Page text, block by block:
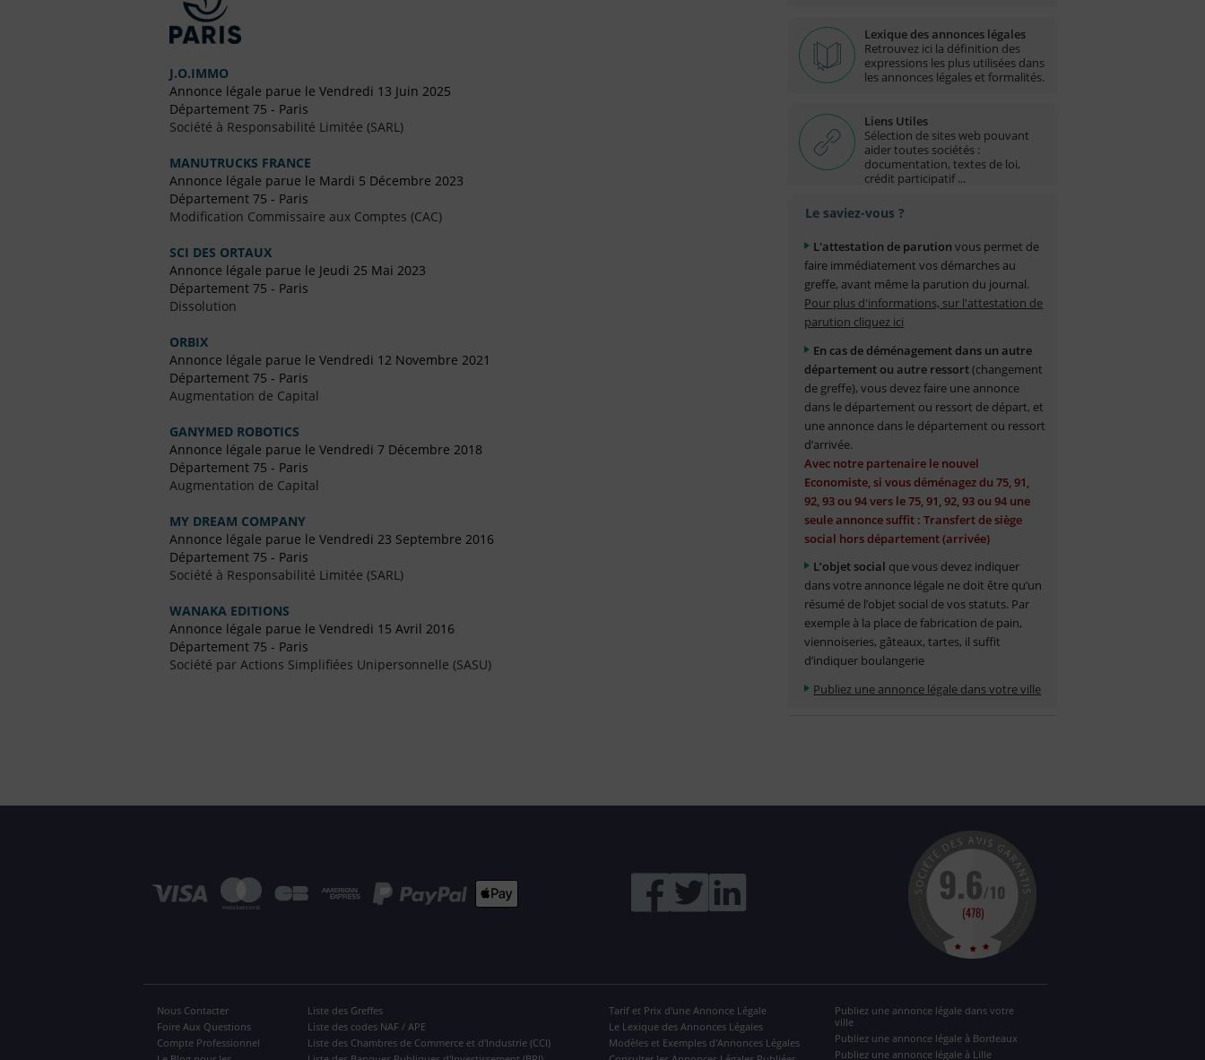
J.O.IMMO
Annonce légale parue le Vendredi 13 Juin 2025
Département 75 - Paris
Société à Responsabilité Limitée (SARL)
MANUTRUCKS FRANCE
Annonce légale parue le Mardi 5 Décembre 2023
Département 75 - Paris
Modification Commissaire aux Comptes (CAC)
SCI DES ORTAUX
Annonce légale parue le Jeudi 25 Mai 2023
Département 75 - Paris
Dissolution
ORBIX
Annonce légale parue le Vendredi 12 Novembre 2021
Département 75 - Paris
Augmentation de Capital
GANYMED ROBOTICS
Annonce légale parue le Vendredi 7 Décembre 2018
Département 75 - Paris
Augmentation de Capital
MY DREAM COMPANY
Annonce légale parue le Vendredi 23 Septembre 2016
Département 75 - Paris
Société à Responsabilité Limitée (SARL)
WANAKA EDITIONS
Annonce légale parue le Vendredi 15 Avril 2016
Département 75 - Paris
Société par Actions Simplifiées Unipersonnelle (SASU)
Lexique des annonces légales
Retrouvez ici la définition des
expressions les plus utilisées dans
les annonces légales et formalités.
Liens Utiles
Sélection de sites web pouvant
aider toutes sociétés :
documentation, textes de loi,
crédit participatif ...
Le saviez-vous ?
L'attestation de parution vous permet de
faire immédiatement vos démarches au
greffe, avant même la parution du journal.
Pour plus d'informations, sur l'attestation de
parution cliquez ici
En cas de déménagement dans un autre
département ou autre ressort(changement
de greffe), vous devez faire une annonce
dans le département ou ressort de départ, et
une annonce dans le département ou ressort
d’arrivée.
Avec notre partenaire le nouvel
Economiste, si vous déménagez du 75, 91,
92, 93 ou 94 vers le 75, 91, 92, 93 ou 94 une
seule annonce suffit : Transfert de siège
social hors département (arrivée)
L’objet social que vous devez indiquer
dans votre annonce légale ne doit être qu’un
résumé de l’objet social de vos statuts. Par
exemple à la place de fabrication de pain,
viennoiseries, gâteaux, tartes, il suffit
d’indiquer boulangerie
Publiez une annonce légale dans votre ville
Nous Contacter
Foire Aux Questions
Compte Professionnel
Liste des Greffes
Liste des codes NAF / APE
Liste des Chambres de Commerce et d'Industrie (CCI)
Tarif et Prix d'une Annonce Légale
Le Lexique des Annonces Légales
Modèles et Exemples d'Annonces Légales
Publiez une annonce légale dans votre
ville
Publiez une annonce légale à Bordeaux
Publiez une annonce légale à Lille